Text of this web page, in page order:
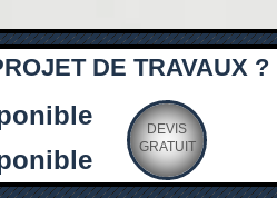
DE TRAVAUX ?
DEVIS
GRATUIT